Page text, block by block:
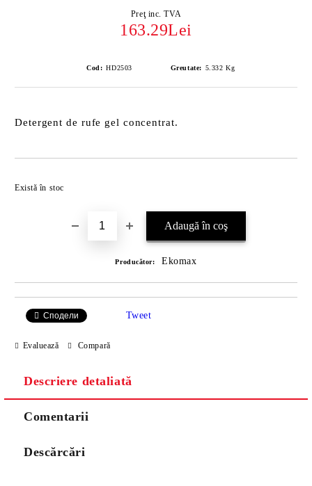
Preţ inc. TVA
163.29Lei
Cod: HD2503 Greutate: 5.332 Kg
Detergent de rufe gel concentrat.
Există în stoc
Producător: Ekomax
Сподели Tweet
Evaluează Compară
Descriere detaliată
Comentarii
Descărcări